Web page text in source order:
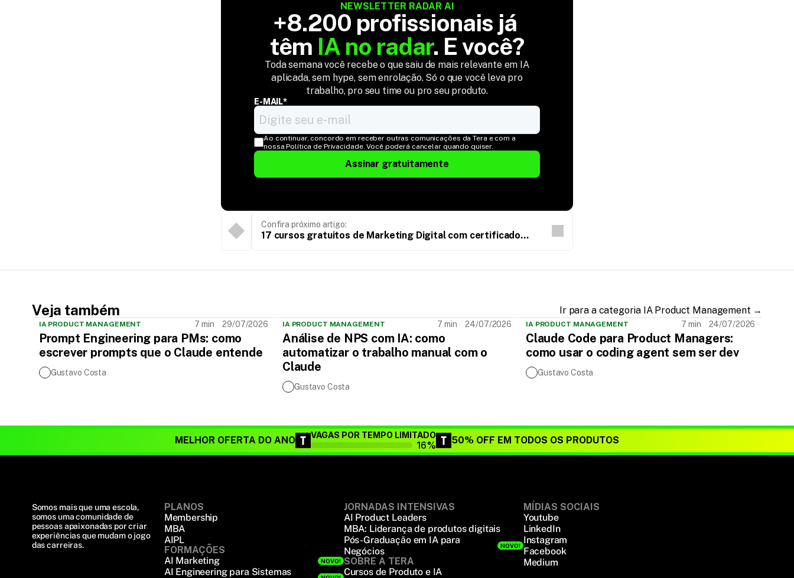
NEWSLETTER RADAR AI
+8.200 profissionais já
têm IA no radar. E você?
Toda semana você recebe o que saiu de mais relevante em IA
aplicada, sem hype, sem enrolação. Só o que você leva pro
trabalho, pro seu time ou pro seu produto.
E-MAIL*
Ao continuar, concordo em receber outras comunicações da Tera e com a
nossa Política de Privacidade. Você poderá cancelar quando quiser.
Assinar gratuitamente
Confira próximo artigo:
17 cursos gratuitos de Marketing Digital com certificado
Veja também Ir para a categoria IA Product Management →
IA PRODUCT MANAGEMENT 7 min 29/07/2026
Prompt Engineering para PMs: como
escrever prompts que o Claude entende
Gustavo Costa
IA PRODUCT MANAGEMENT 7 min 24/07/2026
Análise de NPS com IA: como
automatizar o trabalho manual com o
Claude
Gustavo Costa
IA PRODUCT MANAGEMENT 7 min 24/07/2026
Claude Code para Product Managers:
como usar o coding agent sem ser dev
Gustavo Costa
MELHOR OFERTA DO ANO VAGAS POR TEMPO LIMITADO
16% 50% OFF EM TODOS OS PRODUTOS
Somos mais que uma escola,
somos uma comunidade de
pessoas apaixonadas por criar
experiências que mudam o jogo
das carreiras.
PLANOS
Membership
MBA
AIPL
FORMAÇÕES
AI Marketing
NOVO!
AI Engineering para Sistemas
JORNADAS INTENSIVAS
AI Product Leaders
MBA: Liderança de produtos digitais
Pós-Graduação em IA para
Negócios
NOVO!
SOBRE A TERA
Cursos de Produto e IA
MÍDIAS SOCIAIS
Youtube
LinkedIn
Instagram
Facebook
Medium